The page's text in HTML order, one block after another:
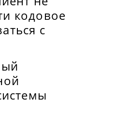
кодовое
с